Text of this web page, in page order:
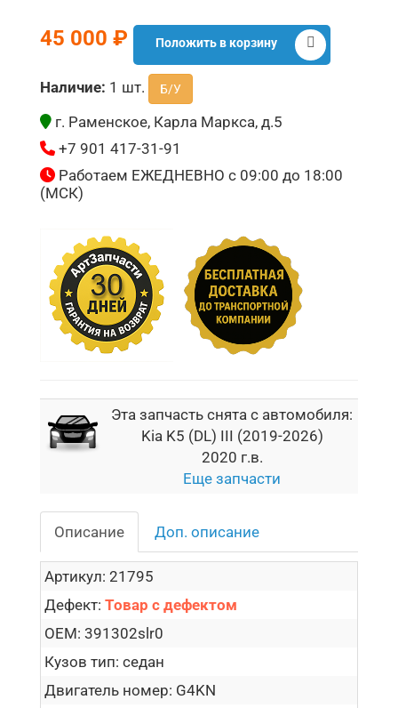
45 000 ₽ Положить в корзину
Наличие: 1 шт. Б/У
г. Раменское, Карла Маркса, д.5
+7 901 417-31-91
Работаем ЕЖЕДНЕВНО с 09:00 до 18:00
(МСК)
Эта запчасть снята с автомобиля:
Kia K5 (DL) III (2019-2026)
2020 г.в.
Еще запчасти
Описание Доп. описание
Артикул: 21795
Дефект: Товар с дефектом
OEM: 391302slr0
Кузов тип: седан
Двигатель номер: G4KN